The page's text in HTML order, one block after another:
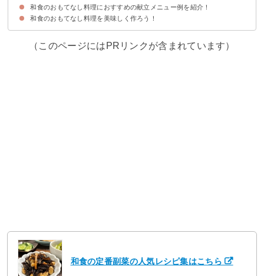
①シンプルなすまし汁
②けんちん汁
③かす汁
④つみれ汁
和食のおもてなし料理におすすめの献立メニュー例を紹介！
献立メニュー例①〜おしゃれなランチパーティーにおすすめ〜
献立メニュー例②〜豪華フルコースで食事を楽しみたい人におすすめ〜
献立メニュー例③〜超簡単にランチを用意したい時におすすめ〜
和食のおもてなし料理を美味しく作ろう！
（このページにはPRリンクが含まれています）
和食の定番副菜の人気レシピ集はこちら